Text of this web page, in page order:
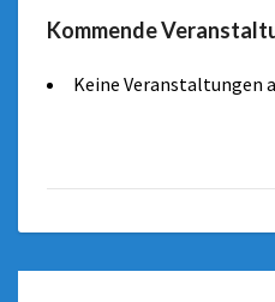
Kommende
Keine Veranstaltungen